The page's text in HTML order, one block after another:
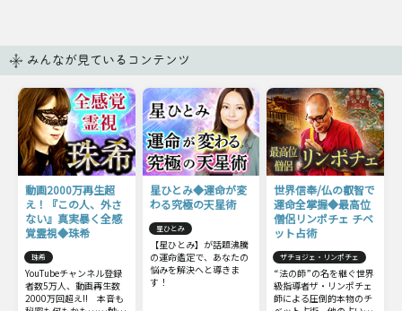
みんなが見ているコンテンツ
動画2000万再生超
え！『この人、外さ
ない』真実暴く全感
覚霊視◆珠希
珠希
YouTubeチャンネル登録
者数5万人、動画再生数
2000万回超え!! 本音も
星ひとみ◆運命が変
わる究極の天星術
星ひとみ
【星ひとみ】が話題沸騰
の運命鑑定で、あなたの
悩みを解決へと導きま
す！
世界信奉/仏の叡智で
運命全掌握◆最高位
僧侶リンポチェ チベ
ット占術
ザチョジェ・リンポチェ
“法の師”の名を継ぐ世界
級指導者ザ・リンポチェ
師による圧倒的本物のチ